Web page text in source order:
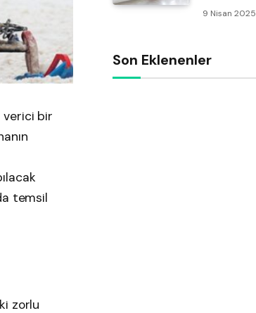
verici bir
temsil
zorlu
9 Nisan 2025
Son Eklenenler